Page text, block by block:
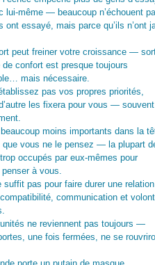
lui-même — beaucoup n’échouent
ont essayé, mais parce qu’ils n’ont
peut freiner votre croissance —
confort est presque toujours
mais nécessaire.
pas vos propres priorités,
les fixera pour vous —
moins importants dans la
que vous ne le pensez — la plupart
occupés par eux-mêmes pour
à vous.
suffit pas pour faire durer une
communication et
ne reviennent pas toujours —
une fois fermées, ne se